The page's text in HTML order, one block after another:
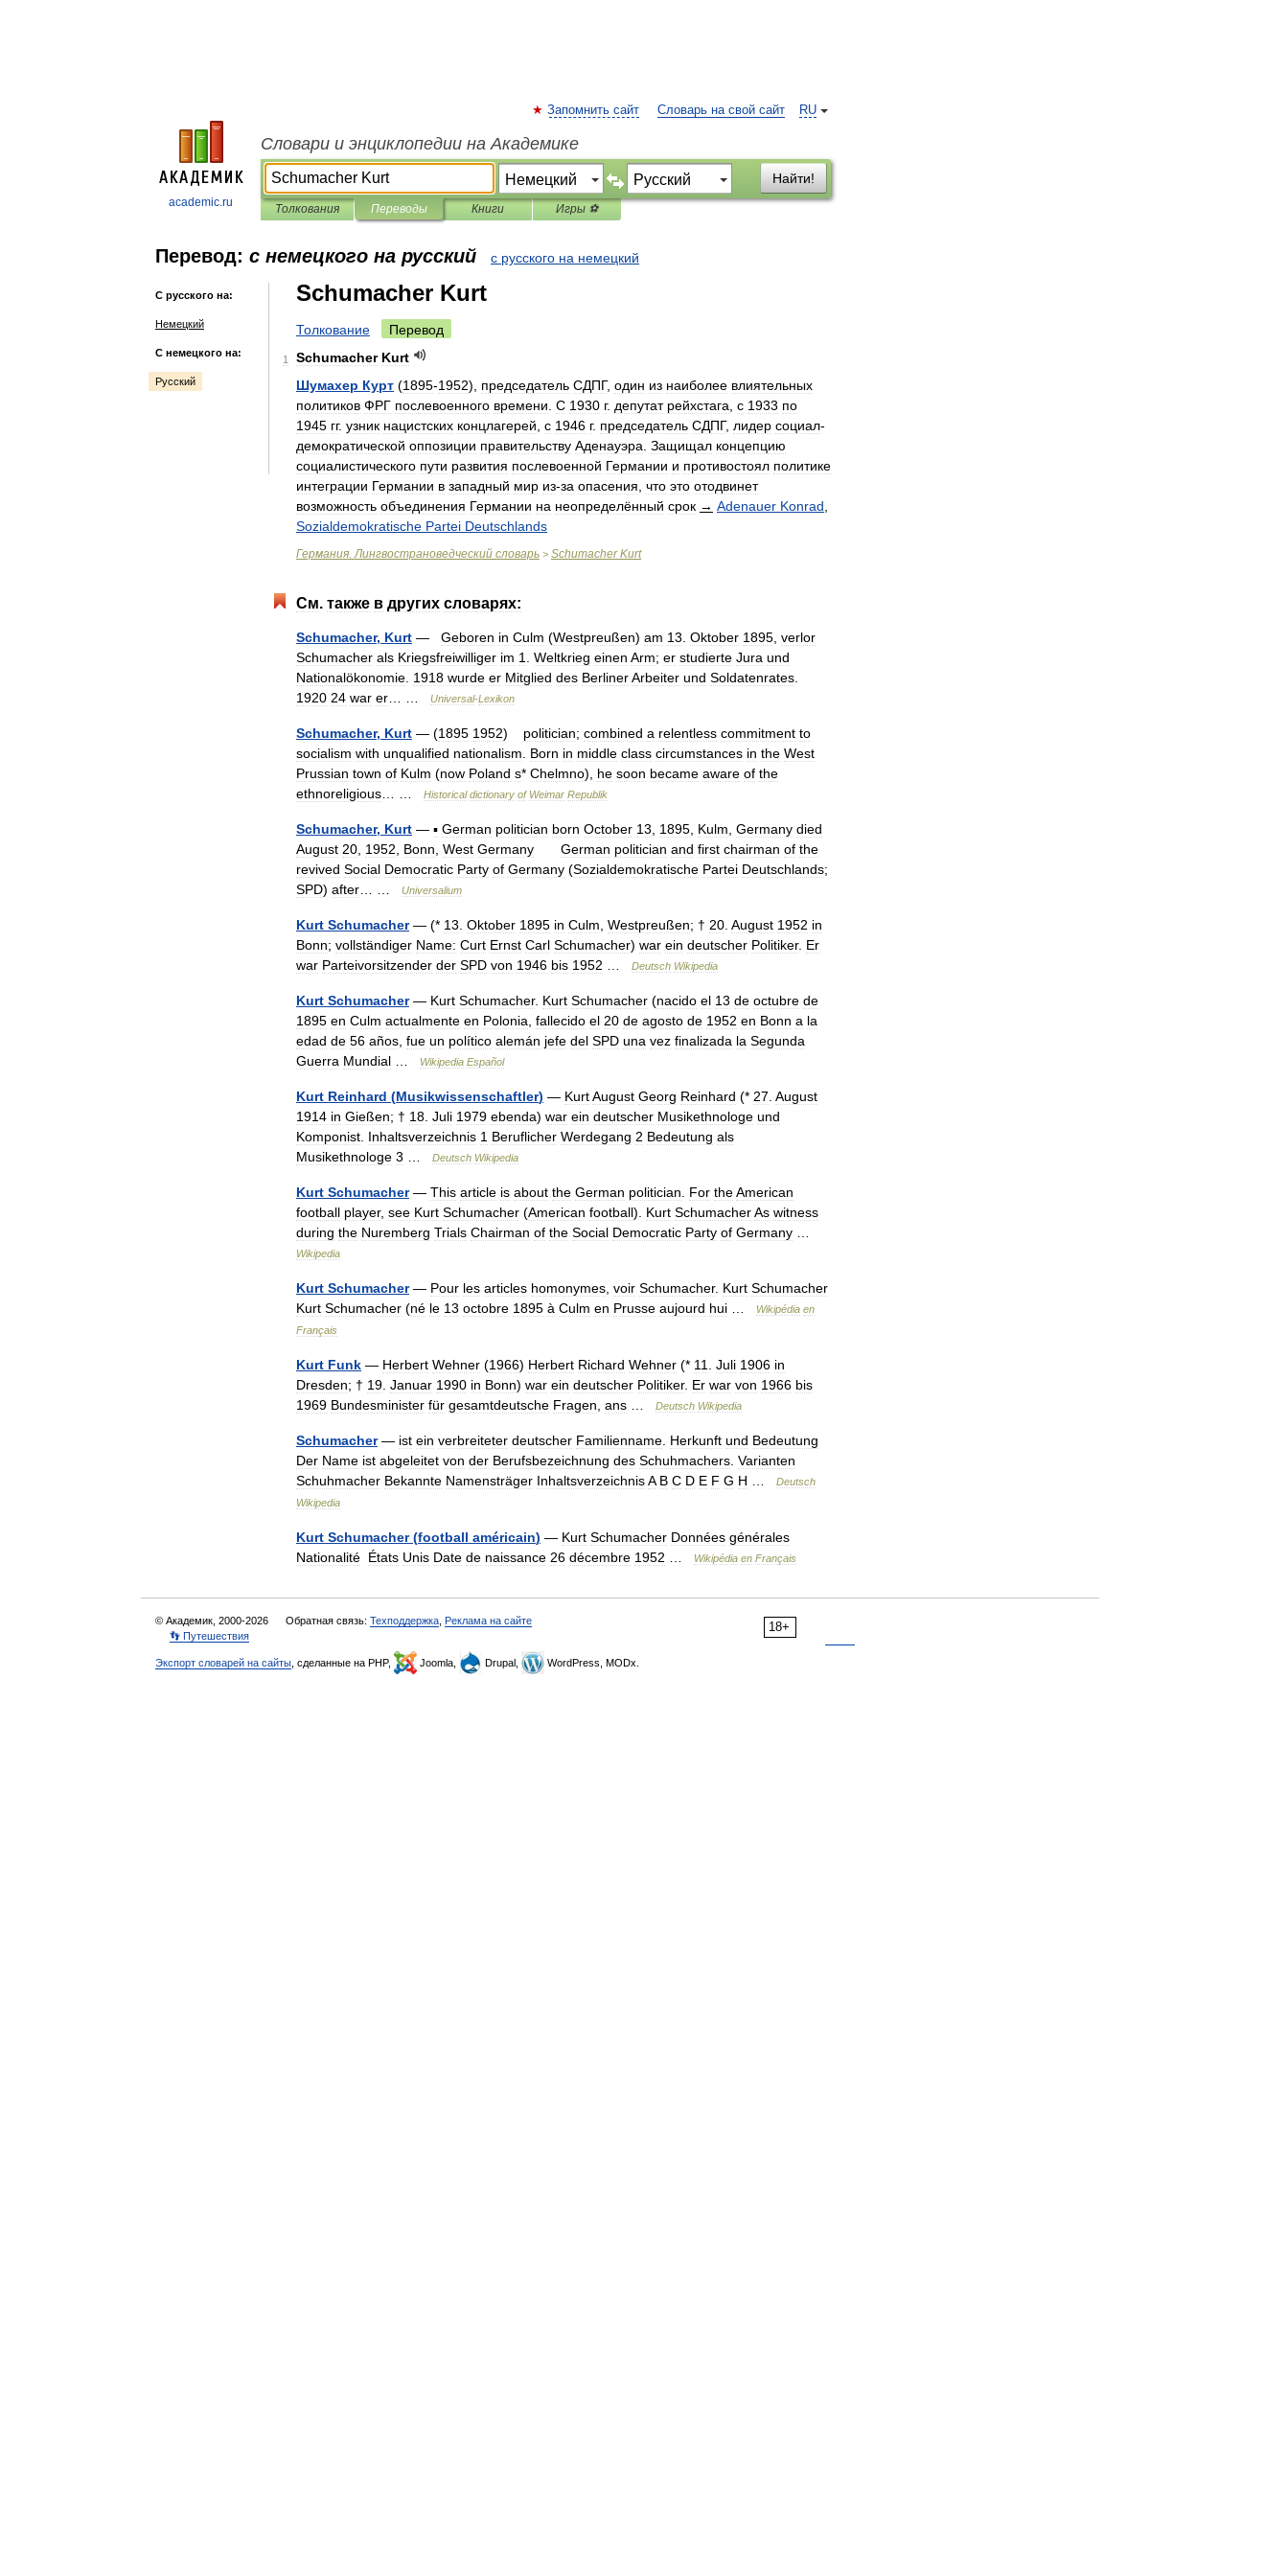
academic.ru
RU
Запомнить сайт Словарь на свой сайт
Словари и энциклопедии на Академике
Найти!
Толкования Переводы Книги Игры ⚽
Перевод: с немецкого на русский с русского на немецкий
С русского на:
Немецкий
С немецкого на:
Русский
Schumacher Kurt
Толкование Перевод
1 Schumacher Kurt
Шумахер Курт (1895-1952), председатель СДПГ, один из наиболее влиятельных
политиков ФРГ послевоенного времени С 1930 г. депутат рейхстага с 1933 по
1945 гг. узник нацистских концлагерей с 1946 г. председатель СДПГ, лидер социал-
демократической оппозиции правительству Аденауэра Защищал концепцию
социалистического пути развития послевоенной Германии и противостоял политике
интеграции Германии в западный мир из-за опасения что это отодвинет
возможность объединения Германии на неопределённый срок → Adenauer Konrad
Sozialdemokratische Partei Deutschlands
Германия.Лингвострановедческий словарь > Schumacher Kurt
См. также в других словарях:
Schumacher, Kurt — Geboren in Culm (Westpreußen) am 13 Oktober 1895 verlor
Schumacher als Kriegsfreiwilliger im 1 Weltkrieg einen Arm; er studierte Jura und
Nationalökonomie 1918 wurde er Mitglied des BerlinerArbeiter und Soldatenrates
1920 24 war er Universal-Lexikon
Schumacher, Kurt — (1895 1952) politician; combined a relentless commitment to
socialism with unqualified nationalism Born in middle class circumstances in the West
Prussian town of Kulm (now Poland s* Chelmno), he soon became aware of the
ethnoreligious
Historical dictionary of Weimar Republik
Schumacher, Kurt — ▪ German politician born October 13 1895 Kulm Germany died
August 20 1952 Bonn West Germany German politician and first chairman of the
revived Social Democratic Party of Germany (Sozialdemokratische Partei Deutschlands;
SPD) after Universalium
Kurt Schumacher— (* 13 Oktober 1895 in Culm Westpreußen; † 20 August 1952 in
Bonn; vollständiger Name: Curt Ernst Carl Schumacher) war ein deutscher Politiker. Er
war Parteivorsitzender der SPD von 1946 bis 1952 Deutsch Wikipedia
Kurt Schumacher— Kurt Schumacher. Kurt Schumacher (nacido el 13 de octubre de
1895 en Culm actualmente en Polonia fallecido el 20 de agosto de 1952 en Bonn a la
edad de 56 años fue un político alemán jefe del SPD una vez finalizada la Segunda
Guerra Mundial Wikipedia Español
Kurt Reinhard (Musikwissenschaftler) — KurtAugust Georg Reinhard (* 27 August
1914 in Gießen; † 18 Juli 1979 ebenda) war ein deutscher Musikethnologe und
Komponist Inhaltsverzeichnis 1 Beruflicher Werdegang 2 Bedeutung als
Musikethnologe 3 Deutsch Wikipedia
Kurt Schumacher— This article is about the German politician For theAmerican
football player, see Kurt Schumacher (American football). Kurt SchumacherAs witness
during the Nuremberg Trials Chairman of the Social Democratic Party of Germany
Wikipedia
Kurt Schumacher— Pour les articles homonymes voir Schumacher. Kurt Schumacher
Kurt Schumacher (né le 13 octobre 1895 à Culm en Prusse aujourd hui Wikipédia en
Français
Kurt Funk — Herbert Wehner (1966) Herbert Richard Wehner (* 11 Juli 1906 in
Dresden; † 19 Januar 1990 in Bonn) war ein deutscher Politiker. Er war von 1966 bis
1969 Bundesminister für gesamtdeutsche Fragen ans Deutsch Wikipedia
Schumacher— ist ein verbreiteter deutscher Familienname Herkunft und Bedeutung
Der Name ist abgeleitet von der Berufsbezeichnung des Schuhmachers Varianten
Schuhmacher Bekannte Namensträger InhaltsverzeichnisA B C D E F G H
Deutsch
Wikipedia
Kurt Schumacher(football américain) — Kurt Schumacher Données générales
Nationalité États Unis Date de naissance 26 décembre 1952 Wikipédia en Français
18+
© Академик, 2000-2026 Обратная связь: Техподдержка Реклама на сайте
👣 Путешествия
Экспорт словарей на сайты , сделанные на PHP, Joomla, Drupal, WordPress, MODx.